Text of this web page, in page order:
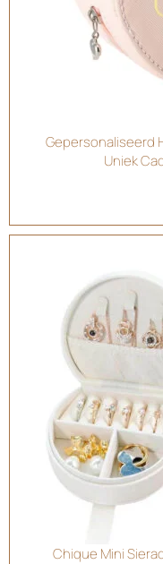
Gepersonaliseerd
Uniek
Chique Mini